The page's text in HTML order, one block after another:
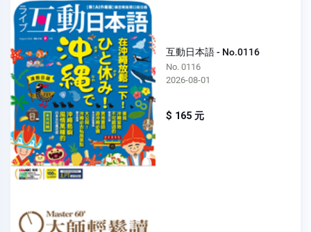
互動日本語 - No.0116
No. 0116
2026-08-01
$ 165 元